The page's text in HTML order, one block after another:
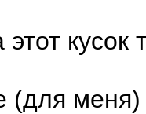
кусок
меня)